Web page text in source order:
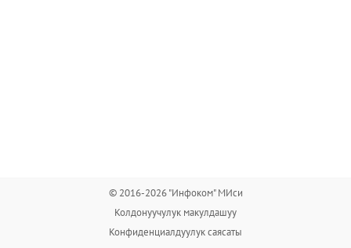
© 2016-2026 "Инфоком" МИси
Колдонуучулук макулдашуу
Конфиденциалдуулук саясаты